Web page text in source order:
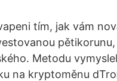
tím, jak vám
Metodu
na kryptoměnu